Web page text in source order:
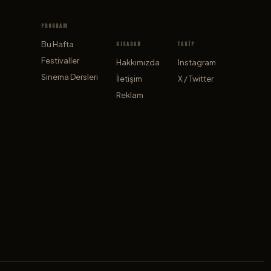
PROGRAM
Bu Hafta
Festivaller
Sinema Dersleri
KISADAN
Hakkımızda
İletişim
Reklam
TAKİP
Instagram
X / Twitter